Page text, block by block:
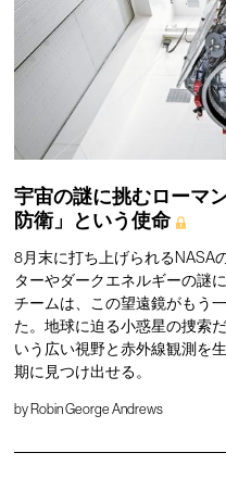
宇宙の謎に挑むローマ
防衛」という使命
8月末に打ち上げられるNASA
ターやダークエネルギーの謎
チームは、この望遠鏡がもう
た。地球に迫る小惑星の捜索
いう広い視野と赤外線観測を
期に見つけ出せる。
by Robin George Andrews